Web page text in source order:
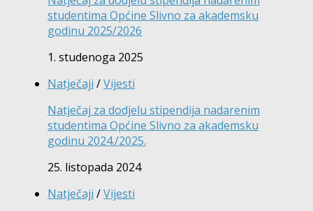
studentima Općine Slivno za akademsku
godinu 2025/2026
1. studenoga 2025
Natječaji /Vijesti
Natječaj za dodjelu stipendija nadarenim
studentima Općine Slivno za akademsku
godinu 2024./2025.
25. listopada 2024
Natječaji /Vijesti